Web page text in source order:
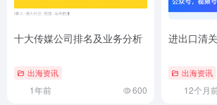
十大传媒公司排名及业务分析
出海资讯
1年前 600
进出口清
出海资讯
12个月